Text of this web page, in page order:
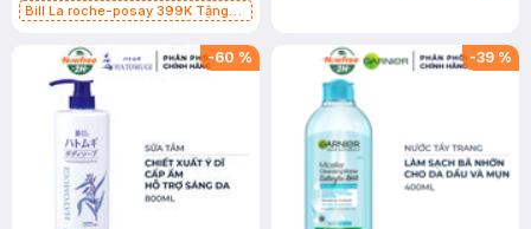
Bill La roche-posay 399K Tặng
(SL có hạn)
-60 % -39 %